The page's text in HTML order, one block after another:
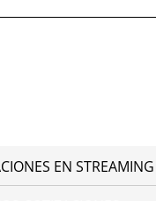
EN STREAMING